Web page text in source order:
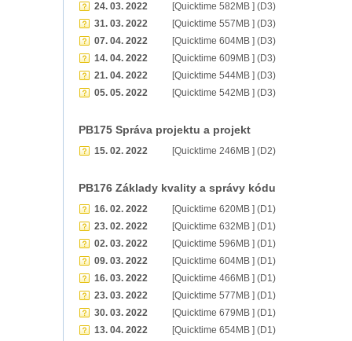
24. 03. 2022
[Quicktime 582MB ] (D3)
31. 03. 2022
[Quicktime 557MB ] (D3)
07. 04. 2022
[Quicktime 604MB ] (D3)
14. 04. 2022
[Quicktime 609MB ] (D3)
21. 04. 2022
[Quicktime 544MB ] (D3)
05. 05. 2022
[Quicktime 542MB ] (D3)
PB175 Správa projektu a projekt
15. 02. 2022 [Quicktime 246MB ] (D2)
PB176 Základy kvality a správy kódu
16. 02. 2022
[Quicktime 620MB ] (D1)
23. 02. 2022
[Quicktime 632MB ] (D1)
02. 03. 2022
[Quicktime 596MB ] (D1)
09. 03. 2022
[Quicktime 604MB ] (D1)
16. 03. 2022
[Quicktime 466MB ] (D1)
23. 03. 2022
[Quicktime 577MB ] (D1)
30. 03. 2022
[Quicktime 679MB ] (D1)
13. 04. 2022
[Quicktime 654MB ] (D1)